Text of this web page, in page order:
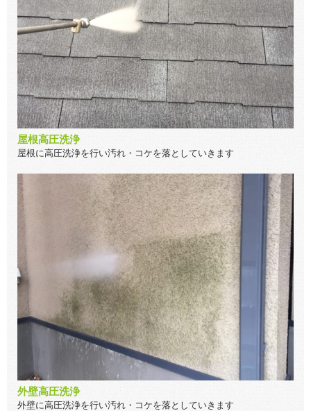
屋根高圧洗浄
屋根に高圧洗浄を行い汚れ・コケを落としていきます
外壁高圧洗浄
外壁に高圧洗浄を行い汚れ・コケを落としていきます